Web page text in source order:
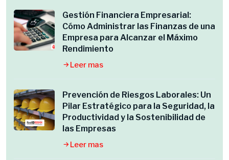
Gestión Financiera Empresarial:
Cómo Administrar las Finanzas de una
Empresa para Alcanzar el Máximo
Rendimiento
Leer mas
Prevención de Riesgos Laborales: Un
Pilar Estratégico para la Seguridad, la
Productividad y la Sostenibilidad de
las Empresas
Leer mas